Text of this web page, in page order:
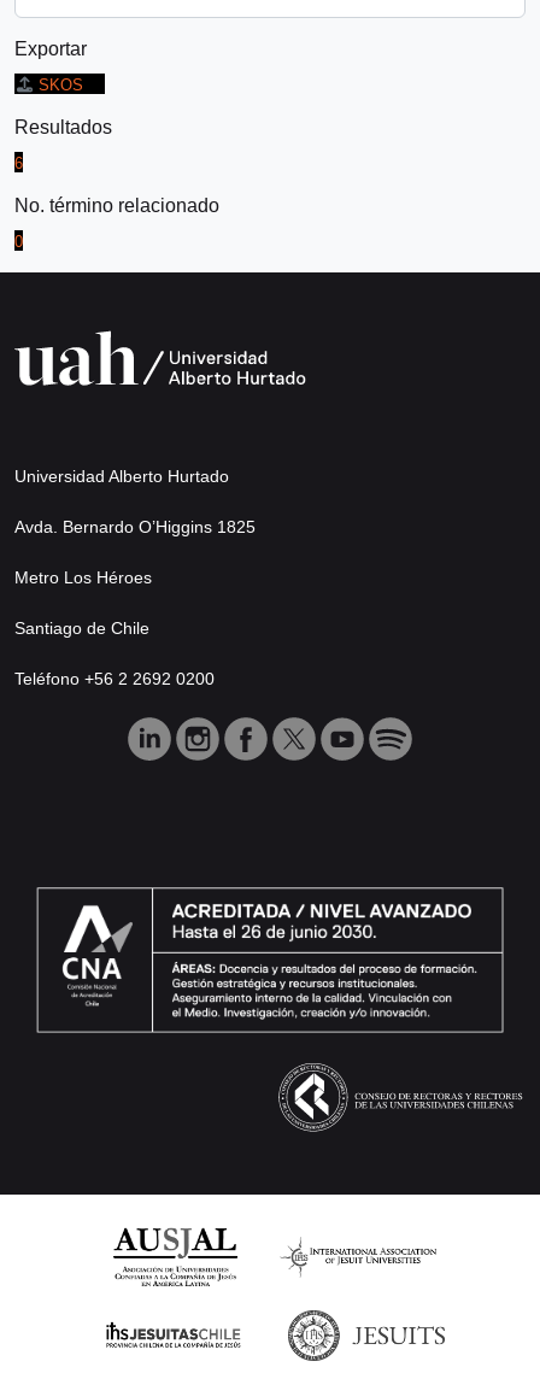
Exportar
SKOS
Resultados
6
No. término relacionado
0
Universidad Alberto Hurtado
Avda. Bernardo O’Higgins 1825
Metro Los Héroes
Santiago de Chile
Teléfono +56 2 2692 0200